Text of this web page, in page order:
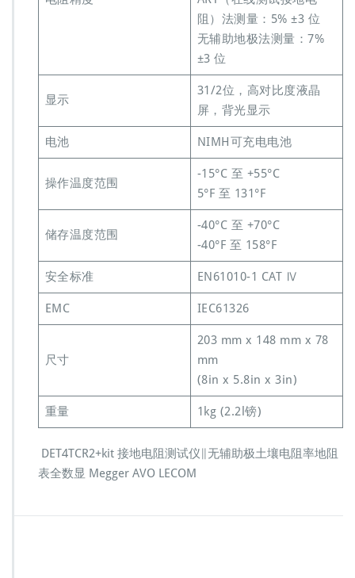
阻）法测量：5% ±3 位
无辅助地极法测量：7%
±3 位
显示
31/2位，高对比度液晶
屏，背光显示
电池 NIMH可充电电池
操作温度范围
-15°C 至 +55°C
5°F 至 131°F
储存温度范围
-40°C 至 +70°C
-40°F 至 158°F
安全标准 EN61010-1 CAT Ⅳ
EMC IEC61326
尺寸
203 mm x 148 mm x 78
mm
(8in x 5.8in x 3in)
重量 1kg (2.2l镑)
DET4TCR2+kit 接地电阻测试仪∥无辅助极土壤电阻率地阻
表全数显 Megger AVO LECOM